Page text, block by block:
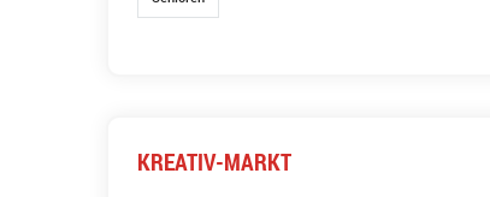
KREATIV-MARKT